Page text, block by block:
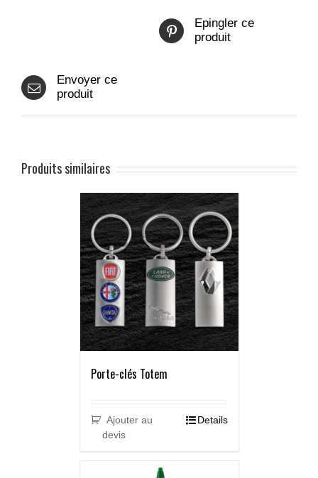
Epingler ce
produit
Envoyer ce
produit
Produits similaires
Porte-clés Totem
Ajouter au
devis
Details